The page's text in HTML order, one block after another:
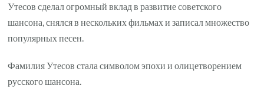
Утесов сделал огромный вклад в развитие советского
шансона, снялся в нескольких фильмах и записал множество
популярных песен.
Фамилия Утесов стала символом эпохи и олицетворением
русского шансона.